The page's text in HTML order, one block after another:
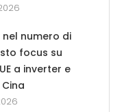
nel numero di
focus su
a inverter e